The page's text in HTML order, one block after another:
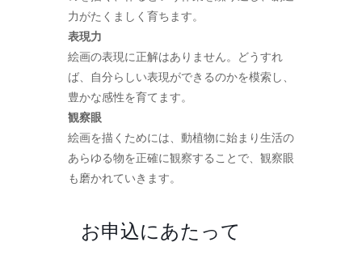
力がたくましく育ちます。
表現力
絵画の表現に正解はありません。どうすれ
ば、自分らしい表現ができるのかを模索し、
豊かな感性を育てます。
観察眼
絵画を描くためには、動植物に始まり生活の
あらゆる物を正確に観察することで、観察眼
も磨かれていきます。
お申込にあたって